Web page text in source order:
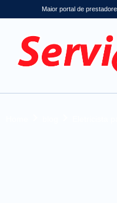
Maior portal de